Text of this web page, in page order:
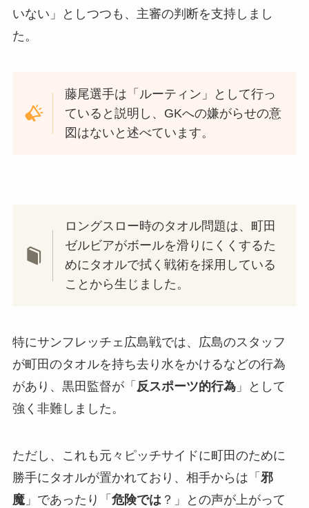
いない」としつつも、主審の判断を支持しまし
た。
藤尾選手は「ルーティン」として行っ
ていると説明し、GKへの嫌がらせの意
図はないと述べています。
ロングスロー時のタオル問題は、町田
ゼルビアがボールを滑りにくくするた
めにタオルで拭く戦術を採用している
ことから生じました。
特にサンフレッチェ広島戦では、広島のスタッフ
が町田のタオルを持ち去り水をかけるなどの行為
があり、黒田監督が「 反スポーツ的行為」として
強く非難しました。
ただし、これも元々ピッチサイドに町田のために
勝手にタオルが置かれており、相手からは「 邪
魔」であったり「 危険では？」との声が上がって